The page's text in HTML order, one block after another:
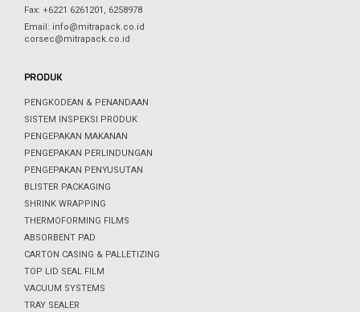
Fax: +6221 6261201, 6258978
Email: info@mitrapack.co.id
corsec@mitrapack.co.id
PRODUK
PENGKODEAN & PENANDAAN
SISTEM INSPEKSI PRODUK
PENGEPAKAN MAKANAN
PENGEPAKAN PERLINDUNGAN
PENGEPAKAN PENYUSUTAN
BLISTER PACKAGING
SHRINK WRAPPING
THERMOFORMING FILMS
ABSORBENT PAD
CARTON CASING & PALLETIZING
TOP LID SEAL FILM
VACUUM SYSTEMS
TRAY SEALER